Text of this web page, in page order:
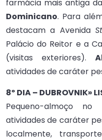
farmácia mais antiga
Dominicano. Para
destacam a Avenida
Palácio do Reitor e a
(visitas exteriores).
atividades de caráter
8º DIA – DUBROVNIK»
Pequeno-almoço
atividades de caráter
localmente,